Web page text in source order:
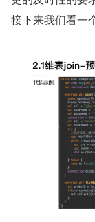
接下来我们看一